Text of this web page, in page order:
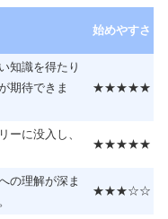
始めやすさ
知識を得たり
期待できま
★★★★★
ーに没入し、
★★★★★
の理解が深ま
★★★☆☆